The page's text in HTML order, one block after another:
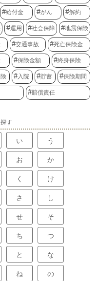
給付金 がん 解約
運用 社会保障 地震保険
交通事故 死亡保険金
保険金額 終身保険
入院 貯蓄 保険期間
賠償責任
す
い う
お か
く け
さ し
せ そ
ち つ
と な
ね の